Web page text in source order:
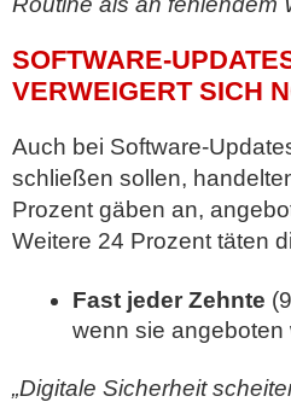
SOFTWARE-
VERWEIGERT SICH
Auch bei Software-
schließen sollen,
Prozent gäben an,
Weitere 24 Prozent täten
Fast jeder Zehnte
wenn sie angeboten
„Digitale Sicherheit